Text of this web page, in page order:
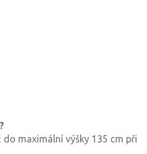
maximální výšky 135 cm při